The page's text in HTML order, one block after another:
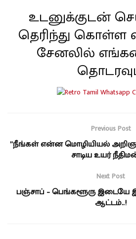
உடனுக்குடன்
தெரிந்து
சேனலில்
Previous Post
”நீங்கள் என்ன மொழியியல்
சாடிய உயர்
Next Post
பஞ்சாப் – பெங்களூரு இடையே
ஆட்டம்..!